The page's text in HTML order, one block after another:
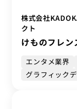
株式会社
クト
けものフレン
エンタメ業界
グラフィック